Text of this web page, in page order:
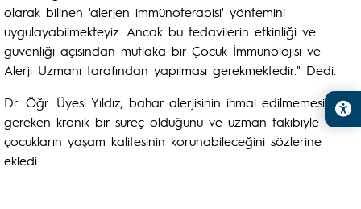
olarak bilinen 'alerjen immünoterapisi' yöntemini
uygulayabilmekteyiz. Ancak bu tedavilerin etkinliği ve
güvenliği açısından mutlaka bir Çocuk İmmünolojisi ve
Alerji Uzmanı tarafından yapılması gerekmektedir." Dedi.
Dr. Öğr. Üyesi Yıldız, bahar alerjisinin ihmal edilmemesi
gereken kronik bir süreç olduğunu ve uzman takibiyle
çocukların yaşam kalitesinin korunabileceğini sözlerine
ekledi.